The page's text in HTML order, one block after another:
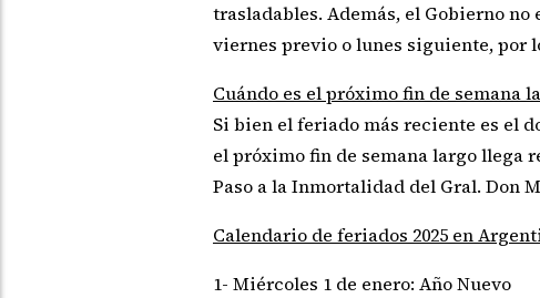
trasladables. Además, el Gobierno
viernes previo o lunes siguiente, por
Cuándo es el próximo fin de semana
Si bien el feriado más reciente es el
el próximo fin de semana largo llega
Paso a la Inmortalidad del Gral. Don
Calendario de feriados 2025 en
1- Miércoles 1 de enero: Año Nuevo